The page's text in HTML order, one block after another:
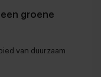
groene
van duurzaam